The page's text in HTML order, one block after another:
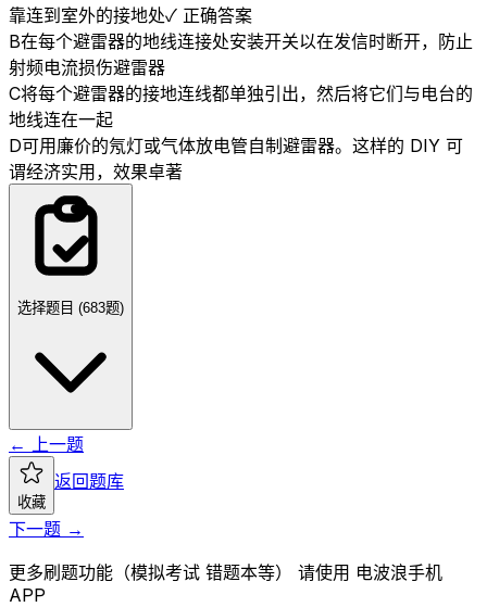
靠连到室外的接地处✓ 正确答案
B在每个避雷器的地线连接处安装开关以在发信时断开，防止
射频电流损伤避雷器
C将每个避雷器的接地连线都单独引出，然后将它们与电台的
地线连在一起
D可用廉价的氖灯或气体放电管自制避雷器。这样的 DIY 可
谓经济实用，效果卓著
选择题目 (683题)
← 上一题
收藏
返回题库
下一题 →
更多刷题功能（模拟考试 错题本等） 请使用 电波浪手机
APP